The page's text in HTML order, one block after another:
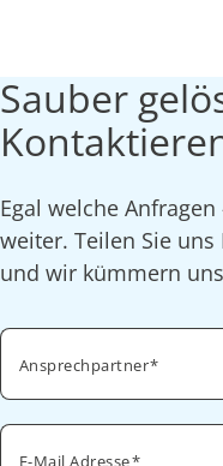
Sauber
Egal welche
weiter. Teilen Sie
und wir kümmern
Ansprechpartner
E-Mail Adresse